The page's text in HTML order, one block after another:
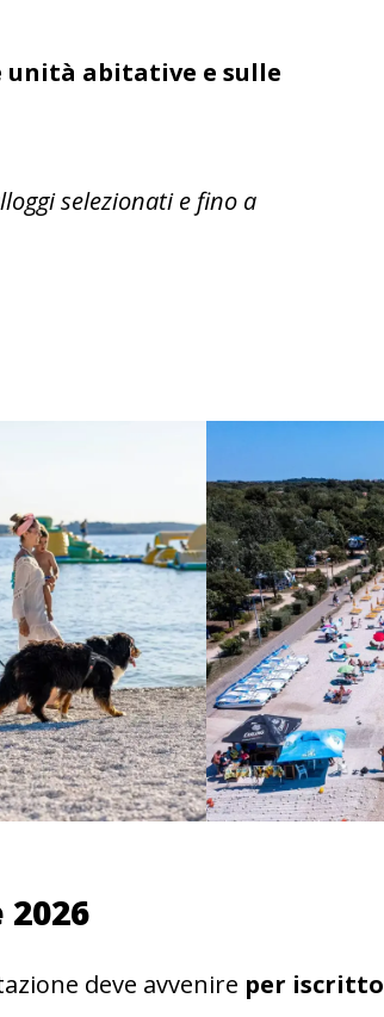
unità abitative e sulle
selezionati e fino a
deve avvenire per iscritto